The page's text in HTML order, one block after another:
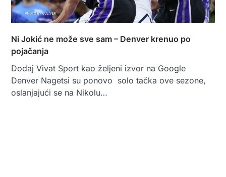
Ni Jokić ne može sve sam – Denver krenuo po
pojačanja
Dodaj Vivat Sport kao željeni izvor na Google
Denver Nagetsi su ponovo solo tačka ove sezone,
oslanjajući se na Nikolu…